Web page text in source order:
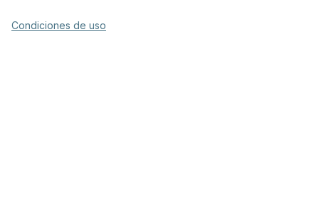
Condiciones de uso